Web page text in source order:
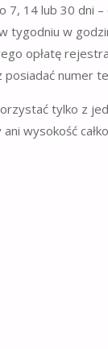
o 7, 14 lub 30 dni –
w
opłatę
numer
tylko z
wysokość